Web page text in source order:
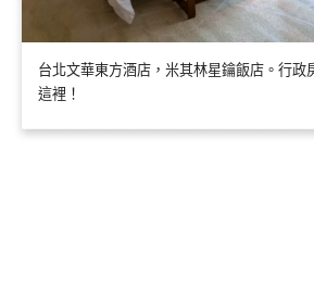
台北文華東方酒店，米其林星鑰飯店。行政
這裡！